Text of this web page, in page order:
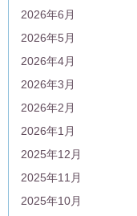
2026年6月
2026年5月
2026年4月
2026年3月
2026年2月
2026年1月
2025年12月
2025年11月
2025年10月